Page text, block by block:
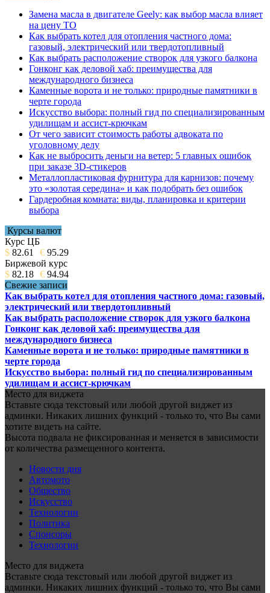
Замена масла в двигателе Geely: как выбор масла влияет
на цену ТО
Как выбрать котел для отопления частного дома:
газовый, электрический или твердотопливный
Как выбрать расположение створок для узкого балкона
Гонконг как деловой хаб: преимущества для
международного бизнеса
Каменные ворота и не только: природные памятники в
черте города
Искусство выбора: полный гид по специализированным
удилищам и ассист-крючкам
От чего зависит стоимость работы адвоката по
уголовному делу
Как не выбросить деньги на ветер: 5 главных ошибок
при заказе 3D-стикеров
Металлопластиковая фурнитура для карнизов: почему
это «золотая середина» и как подобрать без ошибок
Гардеробная комната: виды, планировка и критерии
выбора
Курсы валют
Курс ЦБ
$ 82.61 € 95.29
Биржевой курс
$ 82.18 € 94.94
Свежие записи
Как выбрать котел для отопления частного дома: газовый,
электрический или твердотопливный
Как выбрать расположение створок для узкого балкона
Гонконг как деловой хаб: преимущества для
международного бизнеса
Каменные ворота и не только: природные памятники в
черте города
Искусство выбора: полный гид по специализированным
удилищам и ассист-крючкам
Место для виджета
Вставьте сюда текстовый или любой другой виджет из
админки. Никаких лишних функций - только то, что Вы сами
хотите видеть на сайте.
Высота подвала не фиксированная и меняется в зависимости
от количества размещенного контента.
Новости дня
Автомото
Общество
Искусство
Технологии
Политика
Спонсоры
Технологии
Место для виджета
Вставьте сюда текстовый или любой другой виджет из
админки. Никаких лишних функций - только то, что Вы сами